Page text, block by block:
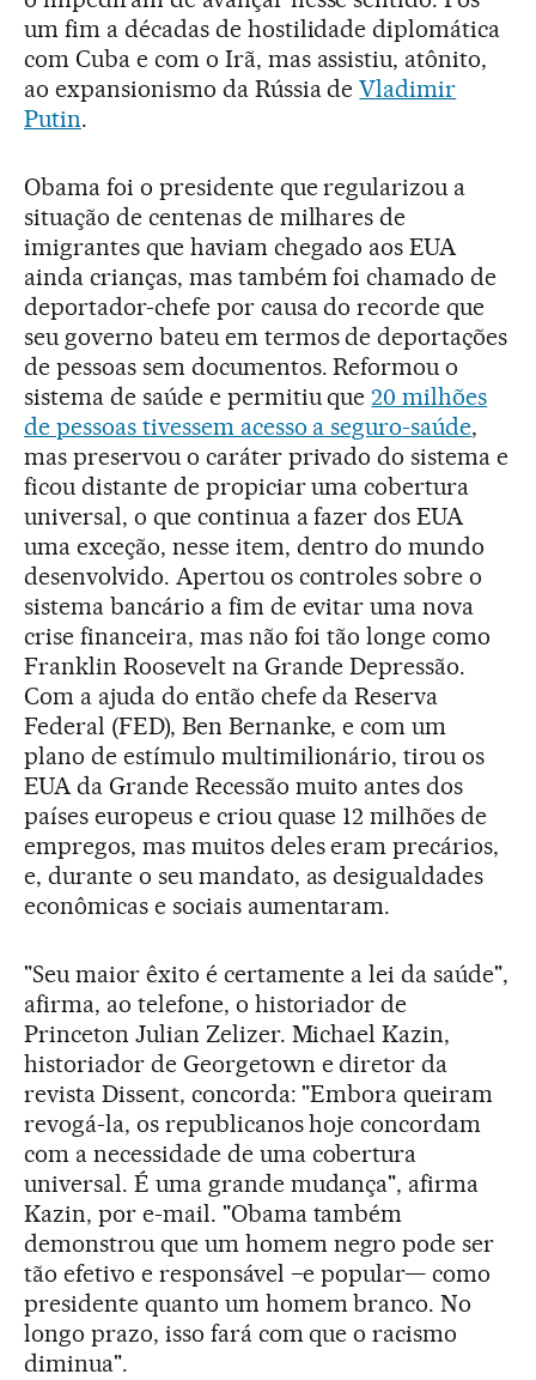
um fim a décadas de hostilidade diplomática
com Cuba e com o Irã, mas assistiu, atônito,
ao expansionismo da Rússia deVladimir
Putin.
Obama foi o presidente que regularizou a
situação de centenas de milhares de
imigrantes que haviam chegado aos EUA
ainda crianças, mas também foi chamado de
deportador-chefe por causa do recorde que
seu governo bateu em termos de deportações
de pessoas sem documentos. Reformou o
sistema de saúde e permitiu que20 milhões
de pessoas tivessem acesso a seguro-saúde,
mas preservou o caráter privado do sistema e
ficou distante de propiciar uma cobertura
universal, o que continua a fazer dos EUA
uma exceção, nesse item, dentro do mundo
desenvolvido. Apertou os controles sobre o
sistema bancário a fim de evitar uma nova
crise financeira, mas não foi tão longe como
Franklin Roosevelt na Grande Depressão.
Com a ajuda do então chefe da Reserva
Federal (FED), Ben Bernanke, e com um
plano de estímulo multimilionário, tirou os
EUA da Grande Recessão muito antes dos
países europeus e criou quase 12 milhões de
empregos, mas muitos deles eram precários,
e, durante o seu mandato, as desigualdades
econômicas e sociais aumentaram.
"Seu maior êxito é certamente a lei da saúde",
afirma, ao telefone, o historiador de
Princeton Julian Zelizer. Michael Kazin,
historiador de Georgetown e diretor da
revista Dissent, concorda: "Embora queiram
revogá-la, os republicanos hoje concordam
com a necessidade de uma cobertura
universal. É uma grande mudança", afirma
Kazin, por e-mail. "Obama também
demonstrou que um homem negro pode ser
tão efetivo e responsável –e popular— como
presidente quanto um homem branco. No
longo prazo, isso fará com que o racismo
diminua".